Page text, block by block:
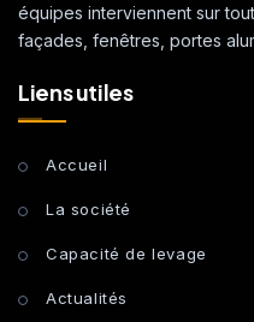
équipes interviennent sur
façades, fenêtres, portes
Liens utiles
Accueil
La société
Capacité de levage
Actualités